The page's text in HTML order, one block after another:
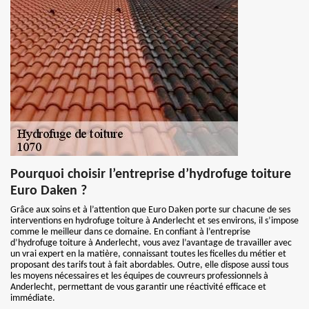
Pourquoi choisir l’entreprise d’hydrofuge toiture
Euro Daken ?
Grâce aux soins et à l’attention que Euro Daken porte sur chacune de ses
interventions en hydrofuge toiture à Anderlecht et ses environs, il s’impose
comme le meilleur dans ce domaine. En confiant à l’entreprise
d’hydrofuge toiture à Anderlecht, vous avez l’avantage de travailler avec
un vrai expert en la matière, connaissant toutes les ficelles du métier et
proposant des tarifs tout à fait abordables. Outre, elle dispose aussi tous
les moyens nécessaires et les équipes de couvreurs professionnels à
Anderlecht, permettant de vous garantir une réactivité efficace et
immédiate.